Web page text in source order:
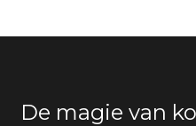
De magie van